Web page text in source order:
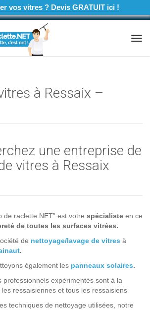
vos vitres ? Devis GRATUIT ici !
à Ressaix –
une entreprise de
vitres à Ressaix
de raclette.NET” est votre spécialiste en ce
de toutes les surfaces vitrées.
de nettoyage/lavage de vitres à
.
également les panneaux solaires.
professionnels expérimentés sont à la
ressaisiennes et tous les ressaisiens
techniques de nettoyage utilisées, notre